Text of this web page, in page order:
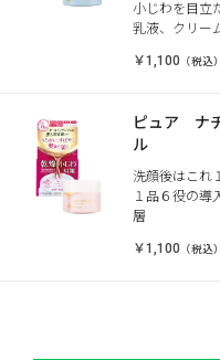
小じわを目立
乳液、クリー
￥1,100 （税込）
ピュア ナ
ル
洗顔後はこれ
１品６役の
層
￥1,100 （税込）